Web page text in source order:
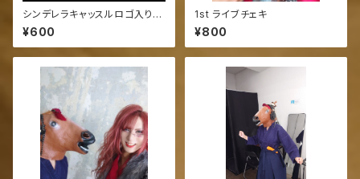
シンデレラキャッスルロゴ入りマ
スク
¥600
1st ライブチェキ
¥800